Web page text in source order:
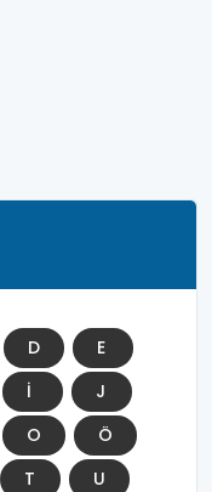
D
E
İ
J
O
Ö
T
U